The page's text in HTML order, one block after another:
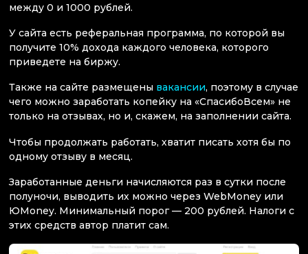
между 0 и 1000 рублей.
У сайта есть реферальная программа, по которой вы
получите 10% дохода каждого человека, которого
приведете на биржу.
Также на сайте размещены вакансии, поэтому в случае
чего можно заработать копейку на «СпасибоВсем» не
только на отзывах, но и, скажем, на заполнении сайта.
Чтобы продолжать работать, хватит писать хотя бы по
одному отзыву в месяц.
Заработанные деньги начисляются раз в сутки после
полуночи, выводить их можно через WebMoney или
ЮMoney. Минимальный порог — 200 рублей. Налоги с
этих средств автор платит сам.